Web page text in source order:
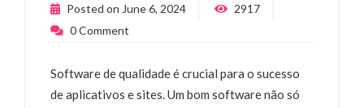
Posted on June 6, 2024
2917
0Comment
Software de qualidade é crucial para o sucesso
de aplicativos e sites. Um bom software não só